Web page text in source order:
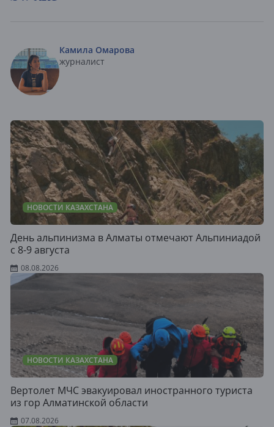
Камила Омарова
журналист
НОВОСТИ КАЗАХСТАНА
День альпинизма в Алматы отмечают Альпиниадой
с 8-9 августа
08.08.2026
НОВОСТИ КАЗАХСТАНА
Вертолет МЧС эвакуировал иностранного туриста
из гор Алматинской области
07.08.2026